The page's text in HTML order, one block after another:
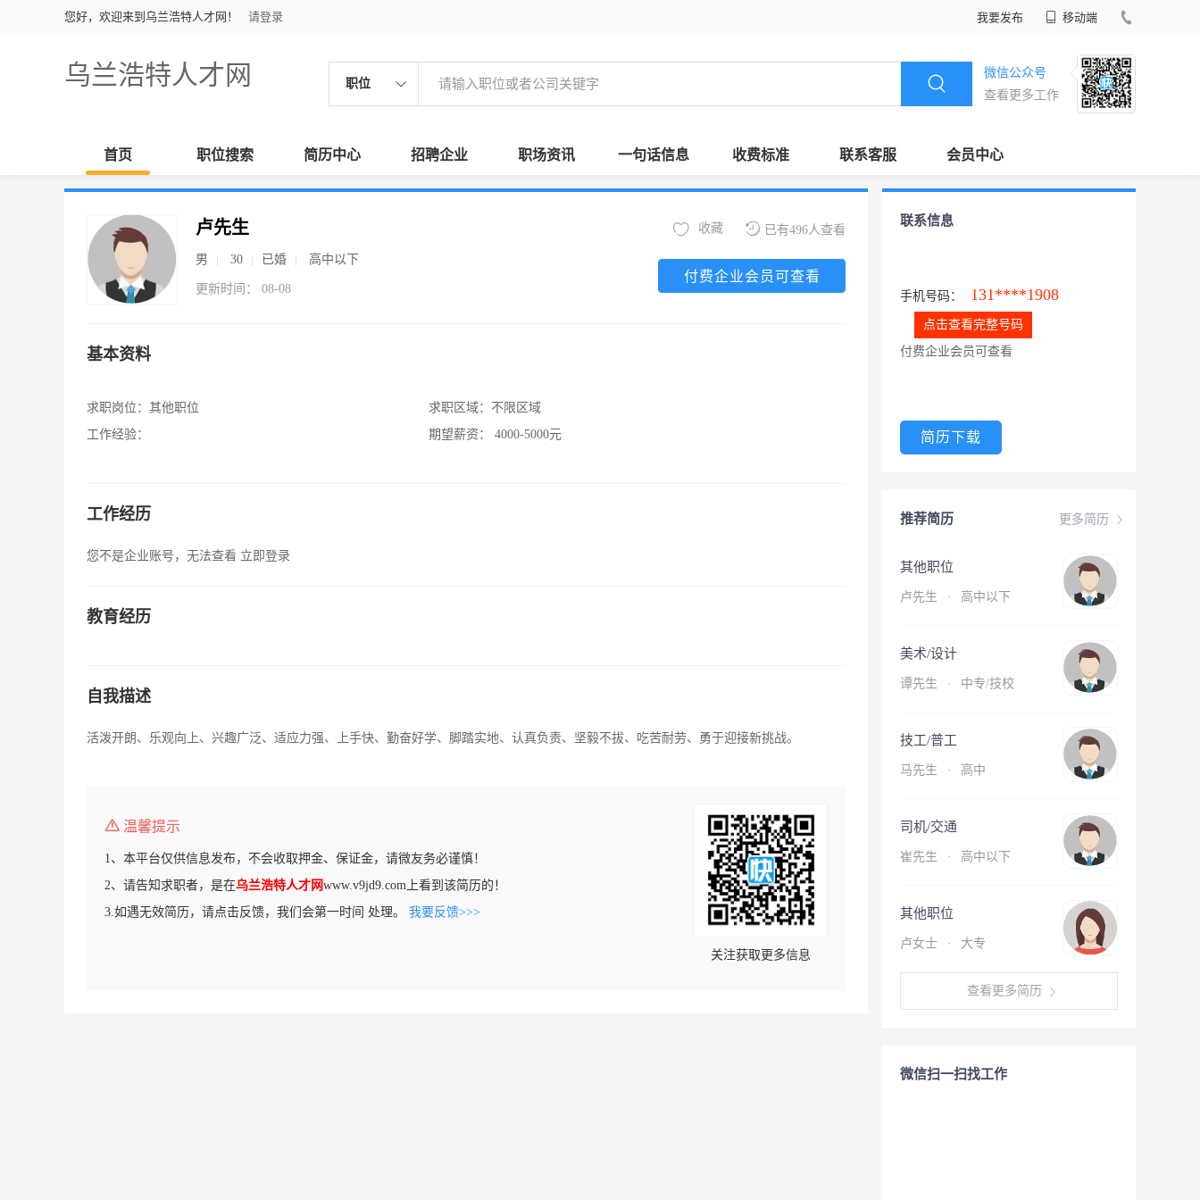
您好，欢迎来到乌兰浩特人才网！ 请登录 我要发布 移动端
乌兰浩特人才网 职位
微信公众号
查看更多工作
首页 职位搜索 简历中心 招聘企业 职场资讯 一句话信息 收费标准 联系客服 会员中心
卢先生
男 30 已婚 高中以下
更新时间： 08-08
已有496人查看
收藏
付费企业会员可查看
基本资料
求职岗位： 其他职位
工作经验：
求职区域： 不限区域
期望薪资：
4000-5000元
工作经历
您不是企业账号，无法查看 立即登录
教育经历
自我描述
活泼开朗、乐观向上、兴趣广泛、适应力强、上手快、勤奋好学、脚踏实地、认真负责、坚毅不拔、吃苦耐劳、勇于迎接新挑战。
温馨提示
1、本平台仅供信息发布，不会收取押金、保证金，请微友务必谨慎！
2、请告知求职者，是在乌兰浩特人才网www.v9jd9.com上看到该简历的！
3.如遇无效简历，请点击反馈，我们会第一时间 处理。 我要反馈>>>
关注获取更多信息
联系信息
手机号码： 131****1908
点击查看完整号码
付费企业会员可查看
简历下载
更多简历
推荐简历
其他职位
卢先生 · 高中以下
美术/设计
谭先生 · 中专/技校
技工/普工
马先生 · 高中
司机/交通
崔先生 · 高中以下
其他职位
卢女士 · 大专
查看更多简历
微信扫一扫找工作